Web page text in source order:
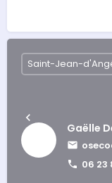
Gaëlle
06 23
Saint-Jean-